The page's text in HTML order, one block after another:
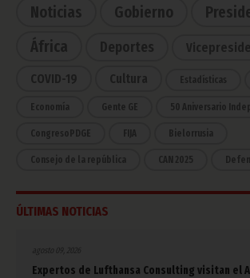
Noticias Gobierno
África
Deportes
COVID-19 Cultura Estadísticas
Economía Gente GE 50 Aniversario
CongresoPDGE FIJA Bielorrusia
Consejo de la república CAN 2025
ÚLTIMAS NOTICIAS
agosto 09, 2026
Expertos de Lufthansa Consulting visitan el